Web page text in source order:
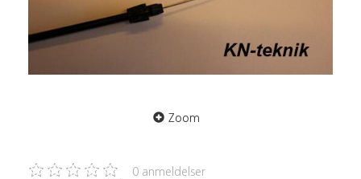
Zoom
0 anmeldelser